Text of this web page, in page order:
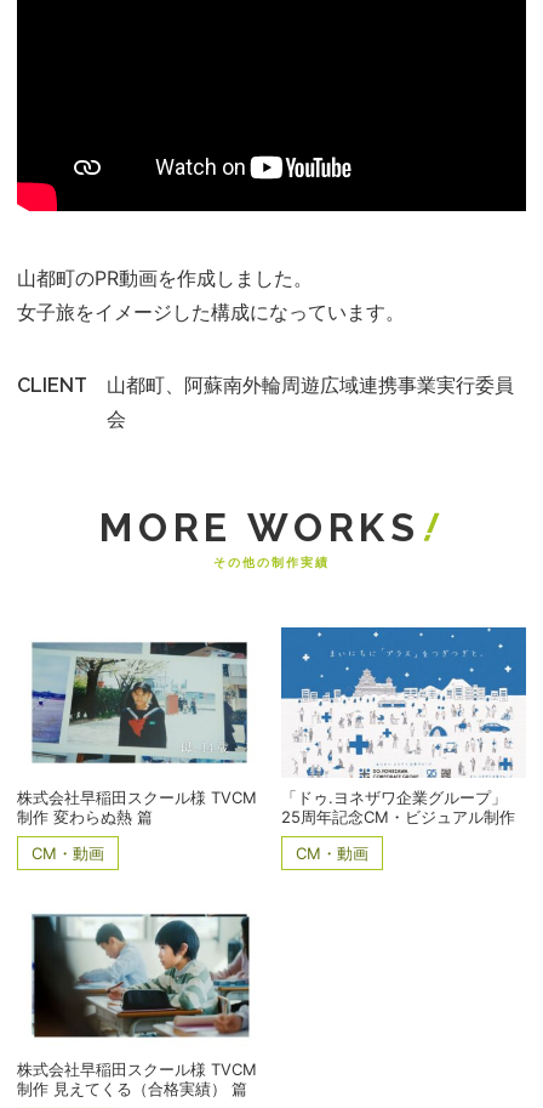
山都町のPR動画を作成しました。
女子旅をイメージした構成になっています。
CLIENT
山都町、阿蘇南外輪周遊広域連携事業実行委員
会
その他の制作実績
株式会社早稲田スクール様 TVCM
制作 変わらぬ熱 篇
CM・動画
「ドゥ.ヨネザワ企業グループ」
25周年記念CM・ビジュアル制作
CM・動画
株式会社早稲田スクール様 TVCM
制作 見えてくる（合格実績） 篇